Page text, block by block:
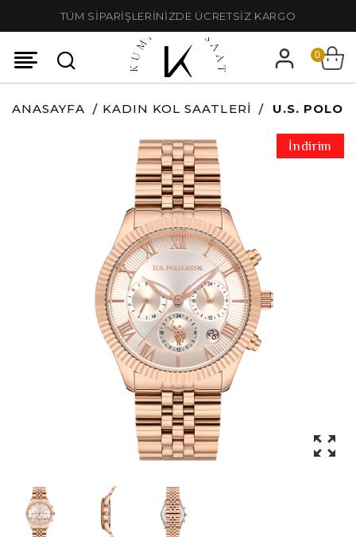
TÜM SİPARİŞLERİNİZDE ÜCRETSİZ KARGO
0
ANASAYFA KADIN KOL SAATLERI U.S. POLO
İndirim